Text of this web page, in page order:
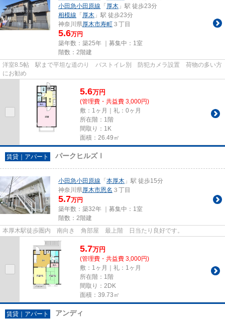
小田急小田原線 「厚木 」駅 徒歩23分
相模線 「厚木 」駅 徒歩23分
神奈川県厚木市寿町 ３丁目
5.6万円
築年数：築25年 ｜募集中： 1室
階数：2階建
洋室8.5帖 駅まで平坦な道のり バストイレ別 防犯カメラ設置 荷物の多い方
にお勧め
5.6万円
(管理費・共益費 3,000円)
敷：1ヶ月｜礼：0ヶ月
所在階：1階
間取り：1K
面積：26.49㎡
賃貸｜アパート パークヒルズⅠ
小田急小田原線 「本厚木 」駅 徒歩15分
神奈川県厚木市恩名 ３丁目
5.7万円
築年数：築32年 ｜募集中： 1室
階数：2階建
本厚木駅徒歩圏内 南向き 角部屋 最上階 日当たり良好です。
5.7万円
(管理費・共益費 3,000円)
敷：1ヶ月｜礼：1ヶ月
所在階：1階
間取り：2DK
面積：39.73㎡
賃貸｜アパート アンディ